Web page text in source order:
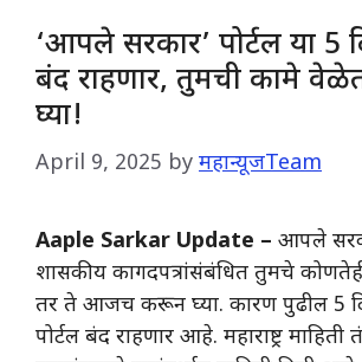
‘आपले सरकार’ पोर्टल या 5
बंद राहणार, तुमची कामे
घ्या!
April 9, 2025 by महान्यूजTeam
Aaple Sarkar Update – आपले
शासकीय कागदपत्रांसंबंधित तुमचे
तर ते आजच करून घ्या. कारण पुढील 5
पोर्टल बंद राहणार आहे. महाराष्ट्र माहिती